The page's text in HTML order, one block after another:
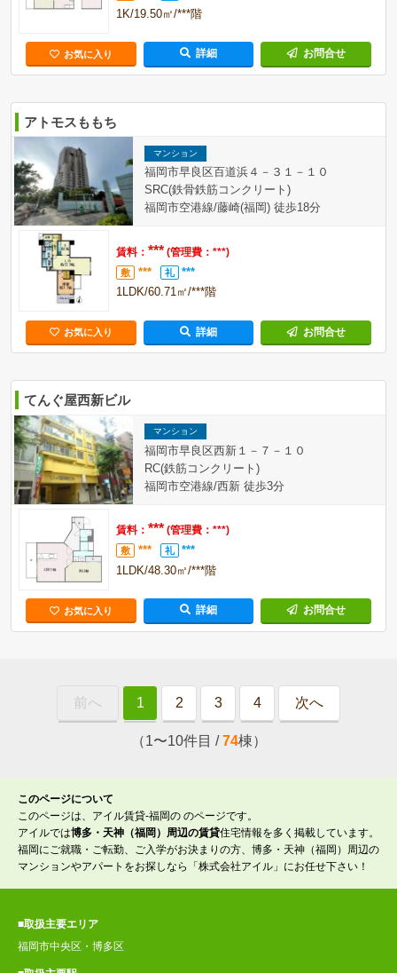
1K/19.50㎡/***階
お気に入り 詳細 お問合せ
アトモスももち
マンション
福岡市早良区百道浜４－３１－１０
SRC(鉄骨鉄筋コンクリート)
福岡市空港線/藤崎(福岡) 徒歩18分
賃料： *** (管理費：***)
敷 *** 礼
***
1LDK/60.71㎡/***階
お気に入り 詳細 お問合せ
てんぐ屋西新ビル
マンション
福岡市早良区西新１－７－１０
RC(鉄筋コンクリート)
福岡市空港線/西新 徒歩3分
賃料： *** (管理費：***)
敷 *** 礼
***
1LDK/48.30㎡/***階
お気に入り 詳細 お問合せ
前へ 1 2 3 4 次へ
（1〜10件目 /74棟）
このページについて
このページは、アイル賃貸-福岡の のページです。
アイルでは博多・天神（福岡）周辺の賃貸住宅情報を多く掲載しています。
福岡にご就職・ご転勤、ご入学がお決まりの方、博多・天神（福岡）周辺の
マンションやアパートをお探しなら「株式会社アイル」にお任せ下さい！
■取扱主要エリア
福岡市中央区・博多区